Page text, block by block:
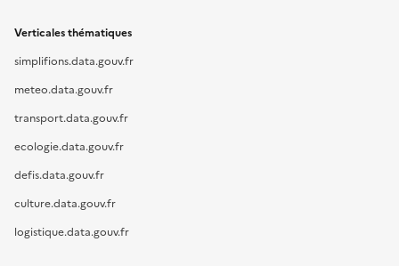
Verticales thématiques
simplifions.data.gouv.fr
meteo.data.gouv.fr
transport.data.gouv.fr
ecologie.data.gouv.fr
defis.data.gouv.fr
culture.data.gouv.fr
logistique.data.gouv.fr